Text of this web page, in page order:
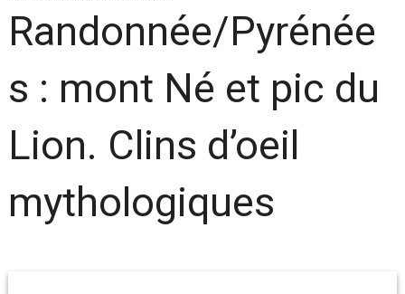
Randonnée/Pyrénée
s : mont Né et pic du
Lion. Clins d’oeil
mythologiques